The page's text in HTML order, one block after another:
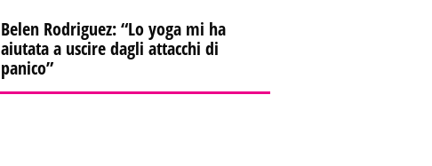
Belen Rodriguez: “Lo yoga mi ha
aiutata a uscire dagli attacchi di
panico”